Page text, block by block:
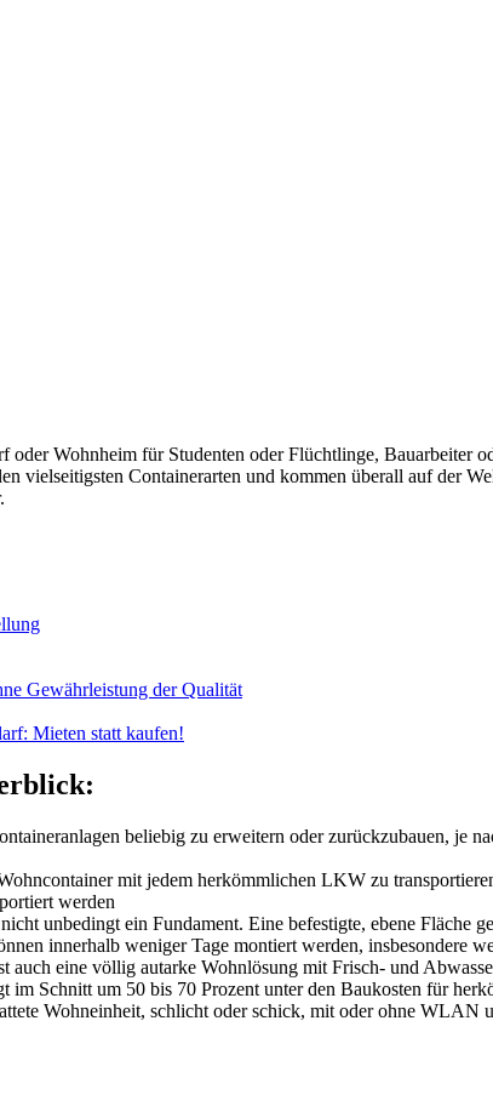
Wohnheim für Studenten oder Flüchtlinge, Bauarbeiter
vielseitigsten Containerarten und kommen überall auf der
Gewährleistung der Qualität
Mieten statt kaufen!
beliebig zu erweitern oder zurückzubauen, je
mit jedem herkömmlichen LKW zu
werden
unbedingt ein Fundament. Eine befestigte, ebene Fläche
innerhalb weniger Tage montiert werden, insbesondere
auch eine völlig autarke Wohnlösung mit Frisch- und
im Schnitt um 50 bis 70 Prozent unter den Baukosten für
Wohneinheit, schlicht oder schick, mit oder ohne